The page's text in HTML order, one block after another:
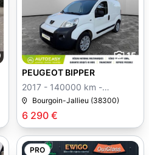
15
6 290 €
PEUGEOT BIPPER
2017 - 140000 km -
Manuelle
Bourgoin-Jallieu (38300)
PRO